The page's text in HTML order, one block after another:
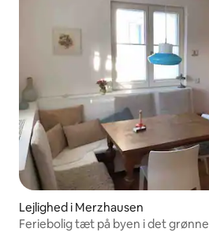
Lejlighed i Merzhausen
Feriebolig tæt på byen i det grønne